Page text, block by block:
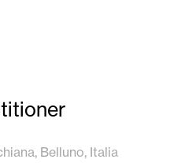
Belluno, Italia